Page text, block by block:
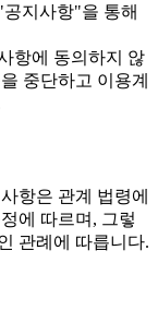
지사항"을 통해
항에 동의하지 않
중단하고 이용계
항은 관계 법령에
에 따르며, 그렇
관례에 따릅니다.